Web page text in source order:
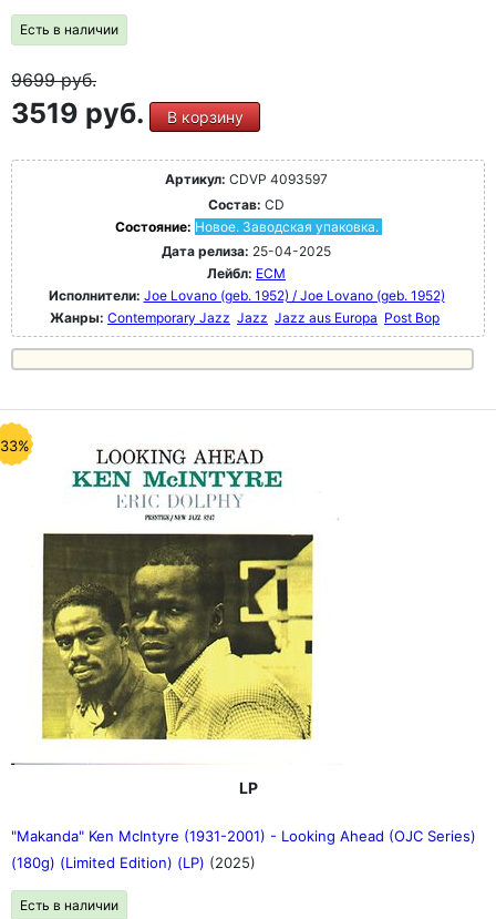
Есть в наличии
9699руб.
3519 руб. В корзину
Артикул: CDVP 4093597
Состав: CD
Состояние: Новое. Заводская упаковка.
Дата релиза: 25-04-2025
Лейбл: ECM
Исполнители: Joe Lovano (geb. 1952) / Joe Lovano (geb. 1952)
Жанры: Contemporary Jazz Jazz Jazz aus Europa Post Bop
LP
"Makanda" Ken McIntyre (1931-2001) - Looking Ahead (OJC Series)
(180g) (Limited Edition) (LP) (2025)
Есть в наличии